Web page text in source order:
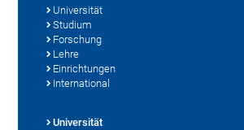
Universität
Studium
Forschung
Lehre
Einrichtungen
International
Universität